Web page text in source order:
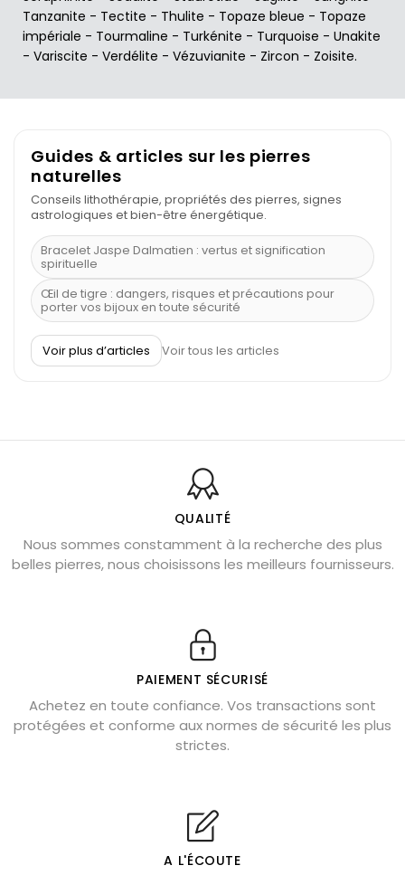
Tanzanite - Tectite - Thulite - Topaze bleue - Topaze
impériale - Tourmaline - Turkénite - Turquoise - Unakite
- Variscite - Verdélite - Vézuvianite - Zircon - Zoisite.
Guides & articles sur les pierres
naturelles
Conseils lithothérapie, propriétés des pierres, signes
astrologiques et bien-être énergétique.
Bracelet Jaspe Dalmatien : vertus et signification
spirituelle
Œil de tigre : dangers, risques et précautions pour
porter vos bijoux en toute sécurité
À quel poignet porter un bracelet de pierre
Découvrez le scorpion et ses pierres
Bienfaits de la sélénite – pierre des anges
L’améthyste est-elle faite pour moi ?
Chrysocolle : pierre apaisante
Obsidienne dorée : vertus et signification
Véritable citrine naturelle non chauffée
Où placer la citrine dans la maison
Cornaline : propriétés magiques
Capricorne : quelles pierres choisir
Shungite : purification et protection
Bagues en labradorite argent 925
Voir plus d’articles Voir tous les articles
QUALITÉ
Nous sommes constamment à la recherche des plus
belles pierres, nous choisissons les meilleurs fournisseurs.
PAIEMENT SÉCURISÉ
Achetez en toute confiance. Vos transactions sont
protégées et conforme aux normes de sécurité les plus
strictes.
A L'ÉCOUTE